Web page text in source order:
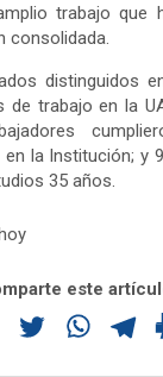
trabajo que
consolidada.
distinguidos
de trabajo en la
la Institución; y
35 años.
este